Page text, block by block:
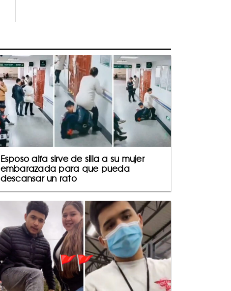
Esposo alfa sirve de silla a su mujer
embarazada para que pueda
descansar un rato